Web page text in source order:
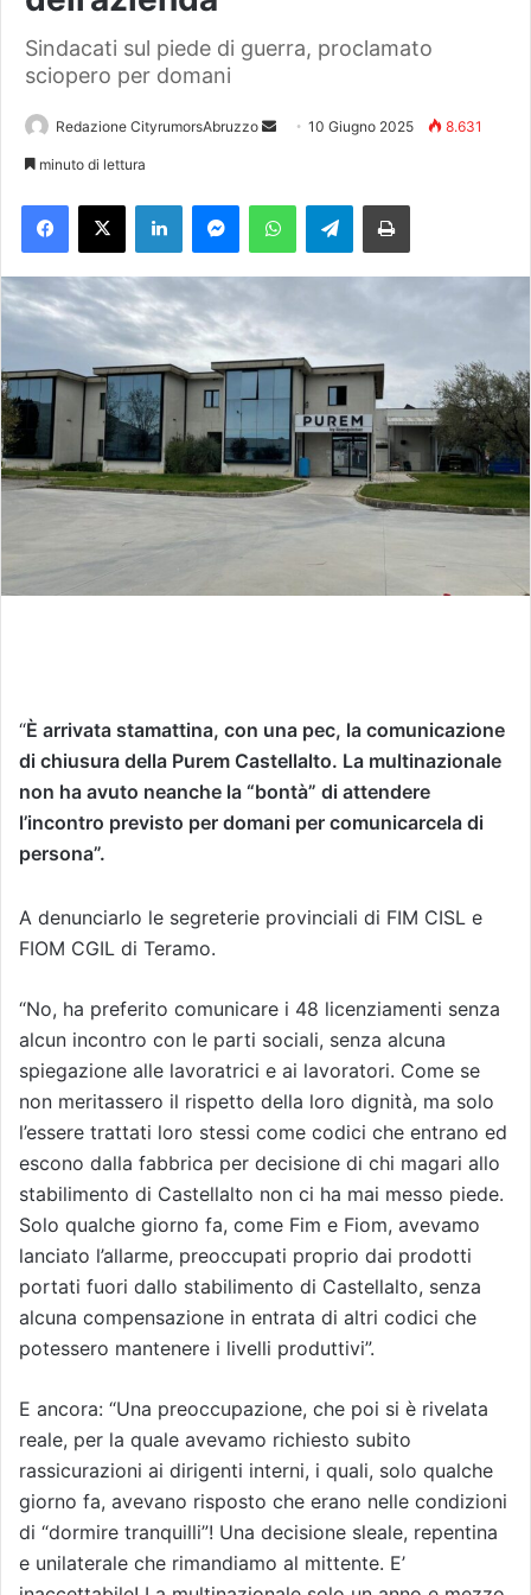
Sindacati sul piede di guerra, proclamato
sciopero per domani
Redazione CityrumorsAbruzzo
a
'
e
i
l
10 Giugno 2025 8.631
minuto di lettura
Telegram
“È arrivata stamattina, con una pec, la comunicazione
di chiusura della Purem Castellalto. La multinazionale
non ha avuto neanche la “bontà” di attendere
l’incontro previsto per domani per comunicarcela di
persona”.
A denunciarlo le segreterie provinciali di FIM CISL e
FIOM CGIL di Teramo.
“No, ha preferito comunicare i 48 licenziamenti senza
alcun incontro con le parti sociali, senza alcuna
spiegazione alle lavoratrici e ai lavoratori. Come se
non meritassero il rispetto della loro dignità, ma solo
l’essere trattati loro stessi come codici che entrano ed
escono dalla fabbrica per decisione di chi magari allo
stabilimento di Castellalto non ci ha mai messo piede.
Solo qualche giorno fa, come Fim e Fiom, avevamo
lanciato l’allarme, preoccupati proprio dai prodotti
portati fuori dallo stabilimento di Castellalto, senza
alcuna compensazione in entrata di altri codici che
potessero mantenere i livelli produttivi”.
E ancora: “Una preoccupazione, che poi si è rivelata
reale, per la quale avevamo richiesto subito
rassicurazioni ai dirigenti interni, i quali, solo qualche
giorno fa, avevano risposto che erano nelle condizioni
di “dormire tranquilli”! Una decisione sleale, repentina
e unilaterale che rimandiamo al mittente. E’